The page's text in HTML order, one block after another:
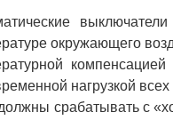
окружающего
нагрузкой
срабатывать с